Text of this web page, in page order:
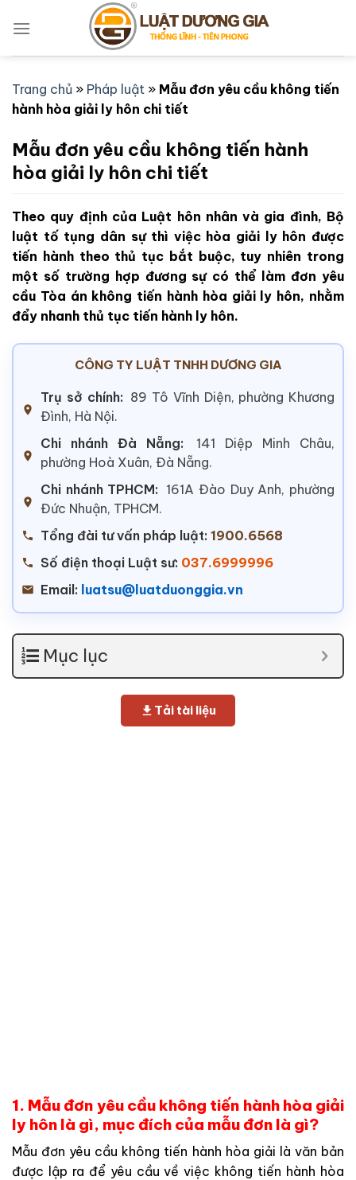
qua
Trang chủ » Pháp luật » Mẫu đơn yêu cầu không tiến
hành hòa giải ly hôn chi tiết
Mẫu đơn yêu cầu không tiến hành
hòa giải ly hôn chi tiết
Theo quy định của Luật hôn nhân và gia đình, Bộ
luật tố tụng dân sự thì việc hòa giải ly hôn được
tiến hành theo thủ tục bắt buộc, tuy nhiên trong
một số trường hợp đương sự có thể làm đơn yêu
cầu Tòa án không tiến hành hòa giải ly hôn, nhằm
đẩy nhanh thủ tục tiến hành ly hôn.
CÔNG TY LUẬT TNHH DƯƠNG GIA
Trụ sở chính: 89 Tô Vĩnh Diện, phường Khương
Đình, Hà Nội.
Chi nhánh Đà Nẵng:
141 Diệp Minh Châu,
phường Hoà Xuân, Đà Nẵng.
Chi nhánh TPHCM: 161A Đào Duy Anh, phường
Đức Nhuận, TPHCM.
Tổng đài tư vấn pháp luật: 1900.6568
Số điện thoại Luật sư: 037.6999996
Email: luatsu@luatduonggia.vn
Mục lục
Tải tài liệu
1. Mẫu đơn yêu cầu không tiến hành hòa giải
ly hôn là gì, mục đích của mẫu đơn là gì?
Mẫu đơn yêu cầu không tiến hành hòa giải là văn bản
được lập ra để yêu cầu về việc không tiến hành hòa